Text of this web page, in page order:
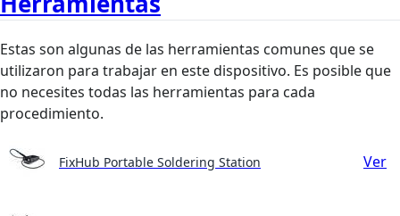
Estas son algunas de las herramientas comunes que se
utilizaron para trabajar en este dispositivo. Es posible que
no necesites todas las herramientas para cada
procedimiento.
FixHub Portable Soldering Station Ver